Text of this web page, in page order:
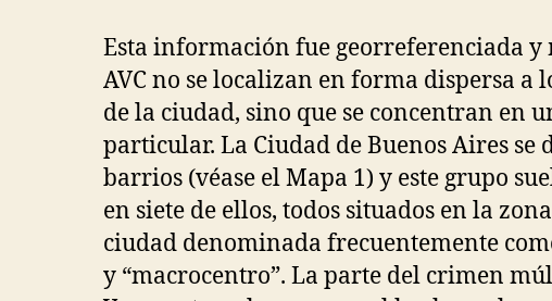
Esta información fue georreferenciada y
AVC no se localizan en forma dispersa a
de la ciudad, sino que se concentran en
particular. La Ciudad de Buenos Aires se
barrios (véase el Mapa 1) y este grupo
en siete de ellos, todos situados en la
ciudad denominada frecuentemente
y “macrocentro”. La parte del crimen